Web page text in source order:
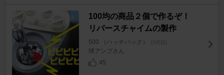
100均の商品２個で作るぞ！
リバースチャイムの製作
500 （ハッチバック） [3代目]
球アンプさん
45